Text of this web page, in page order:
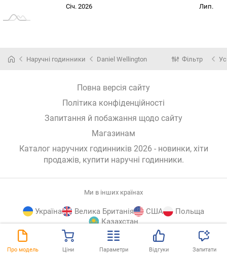
Про модель Ціни Параметри Відгуки Запитати
Січ. 2026 Лип.
Наручні годинники Daniel Wellington Фільтр
Повна версія сайту
Політика конфіденційності
Запитання й побажання щодо сайту
Магазинам
Каталог наручних годинників 2026 - новинки, хіти
продажів, купити наручні годинники.
Ми в інших країнах
Україна Велика Британія США
Польща
Казахстан
© E-Katalog, 2026 ВГОРУ